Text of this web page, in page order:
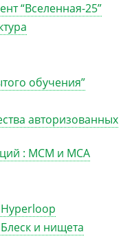
“Вселенная-25”
обучения”
авторизованных
: MCM и MCA
и нищета